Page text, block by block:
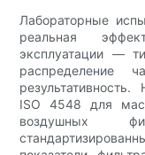
Лабораторные
реальная
эксплуатации —
распределение
ISO 4548 для
воздушных